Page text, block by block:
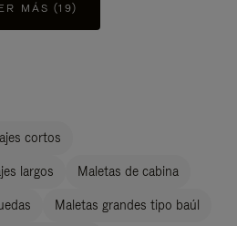
MÁS (19)
cortos
largos Maletas de cabina
Maletas grandes tipo baúl